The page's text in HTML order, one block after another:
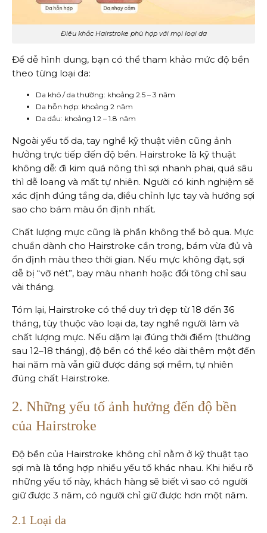
Điêu khắc Hairstroke phù hợp với mọi loại da
Để dễ hình dung, bạn có thể tham khảo mức độ bền
theo từng loại da:
Da khô / da thường: khoảng 2.5 – 3 năm
Da hỗn hợp: khoảng 2 năm
Da dầu: khoảng 1.2 – 1.8 năm
Ngoài yếu tố da, tay nghề kỹ thuật viên cũng ảnh
hưởng trực tiếp đến độ bền. Hairstroke là kỹ thuật
không dễ: đi kim quá nông thì sợi nhanh phai, quá sâu
thì dễ loang và mất tự nhiên. Người có kinh nghiệm sẽ
xác định đúng tầng da, điều chỉnh lực tay và hướng sợi
sao cho bám màu ổn định nhất.
Chất lượng mực cũng là phần không thể bỏ qua. Mực
chuẩn dành cho Hairstroke cần trong, bám vừa đủ và
ổn định màu theo thời gian. Nếu mực không đạt, sợi
dễ bị “vỡ nét”, bay màu nhanh hoặc đổi tông chỉ sau
vài tháng.
Tóm lại, Hairstroke có thể duy trì đẹp từ 18 đến 36
tháng, tùy thuộc vào loại da, tay nghề người làm và
chất lượng mực. Nếu dặm lại đúng thời điểm (thường
sau 12–18 tháng), độ bền có thể kéo dài thêm một đến
hai năm mà vẫn giữ được dáng sợi mềm, tự nhiên
đúng chất Hairstroke.
2. Những yếu tố ảnh hưởng đến độ bền
của Hairstroke
Độ bền của Hairstroke không chỉ nằm ở kỹ thuật tạo
sợi mà là tổng hợp nhiều yếu tố khác nhau. Khi hiểu rõ
những yếu tố này, khách hàng sẽ biết vì sao có người
giữ được 3 năm, có người chỉ giữ được hơn một năm.
2.1 Loại da